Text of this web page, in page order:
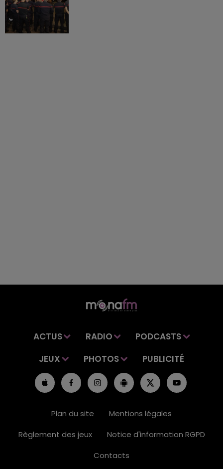
ACTUS RADIO
PODCASTS
JEUX
PHOTOS PUBLICITÉ
Plan du site
Mentions légales
Règlement des jeux
Notice d'information RGPD
Contacts